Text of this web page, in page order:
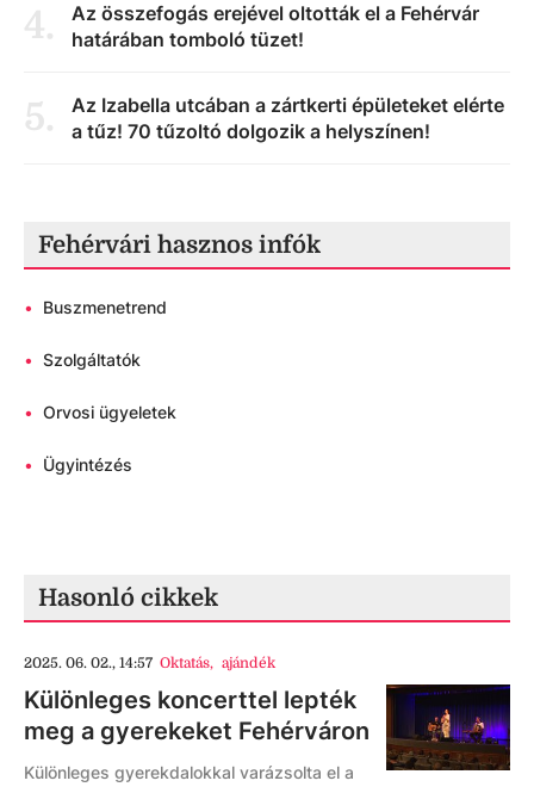
4.
Az összefogás erejével oltották el a Fehérvár
határában tomboló tüzet!
5.
Az Izabella utcában a zártkerti épületeket elérte
a tűz! 70 tűzoltó dolgozik a helyszínen!
Fehérvári hasznos infók
• Buszmenetrend
• Szolgáltatók
• Orvosi ügyeletek
• Ügyintézés
Hasonló cikkek
2025. 06. 02., 14:57 Oktatás, ajándék
Különleges koncerttel lepték
meg a gyerekeket Fehérváron
Különleges gyerekdalokkal varázsolta el a